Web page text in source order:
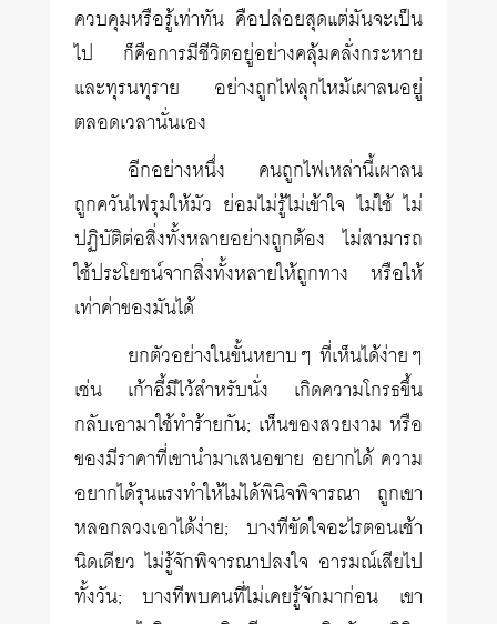
ควบคุมหรือรู้เท่าทัน คือปล่อยสุดแต่มันจะเป็น
ไป ก็คือการมีชีวิตอยู่อย่างคลุ้มคลั่งกระหาย
และทุรนทุราย อย่างถูกไฟลุกไหม้เผาลนอยู่
ตลอดเวลานั่นเอง
อีกอย่างหนึ่ง คนถูกไฟเหล่านี้เผาลน
ถูกควันไฟรุมให้มัว ย่อมไม่รู้ไม่เข้าใจ ไม่ใช้ ไม่
ปฏิบัติต่อสิ่งทั้งหลายอย่างถูกต้อง ไม่สามารถ
ใช้ประโยชน์จากสิ่งทั้งหลายให้ถูกทาง หรือให้
เท่าค่าของมันได้
ยกตัวอย่างในขั้นหยาบๆ ที่เห็นได้ง่ายๆ
เช่น เก้าอี้มีไว้สำหรับนั่ง เกิดความโกรธขึ้น
กลับเอามาใช้ทำร้ายกัน; เห็นของสวยงาม หรือ
ของมีราคาที่เขานำมาเสนอขาย อยากได้ ความ
อยากได้รุนแรงทำให้ไม่ได้พินิจพิจารณา ถูกเขา
หลอกลวงเอาได้ง่าย; บางทีขัดใจอะไรตอนเช้า
นิดเดียว ไม่รู้จักพิจารณาปลงใจ อารมณ์เสียไป
ทั้งวัน; บางทีพบคนที่ไม่เคยรู้จักมาก่อน เขา